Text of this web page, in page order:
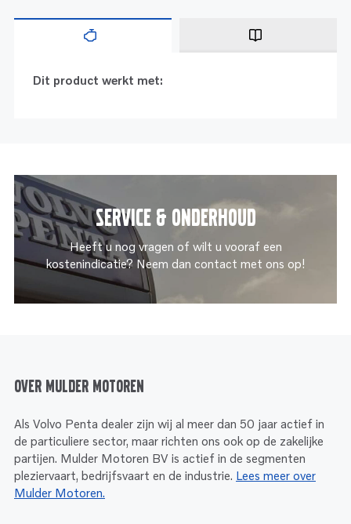
Dit product werkt met:
Service & onderhoud
Heeft u nog vragen of wilt u vooraf een
kostenindicatie? Neem dan contact met ons op!
Over Mulder Motoren
Als Volvo Penta dealer zijn wij al meer dan 50 jaar actief in
de particuliere sector, maar richten ons ook op de zakelijke
partijen. Mulder Motoren BV is actief in de segmenten
pleziervaart, bedrijfsvaart en de industrie. Lees meer over
Mulder Motoren.